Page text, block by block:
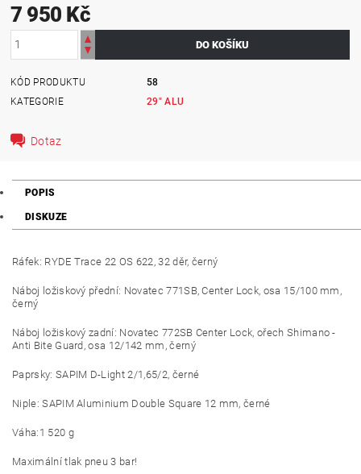
7 950 Kč
KÓD PRODUKTU
58
KATEGORIE
29" ALU
Dotaz
POPIS
DISKUZE
Ráfek: RYDE Trace 22 OS 622, 32 děr, černý
Náboj ložiskový přední: Novatec 771SB, Center Lock, osa 15/100 mm,
černý
Náboj ložiskový zadní: Novatec 772SB Center Lock, ořech Shimano -
Anti Bite Guard, osa 12/142 mm, černý
Paprsky: SAPIM D-Light 2/1,65/2, černé
Niple: SAPIM Aluminium Double Square 12 mm, černé
Váha:1 520 g
Maximální tlak pneu 3 bar!